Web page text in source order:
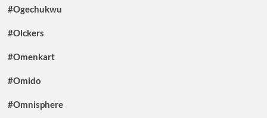
#Ogechukwu
#Olckers
#Omenkart
#Omido
#Omnisphere